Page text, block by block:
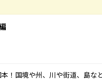
！国境や州、川や街道、島な